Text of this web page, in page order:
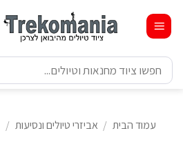
content
חיפוש
עבור:
עמוד הבית / אביזרי טיולים ונסיעות /